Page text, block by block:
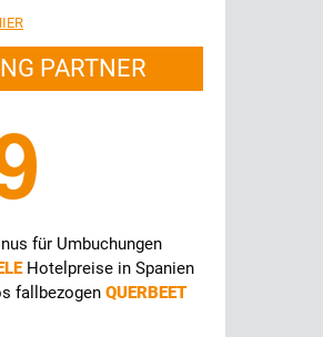
PARTNER
für Umbuchungen
Hotelpreise in Spanien
fallbezogen QUERBEET